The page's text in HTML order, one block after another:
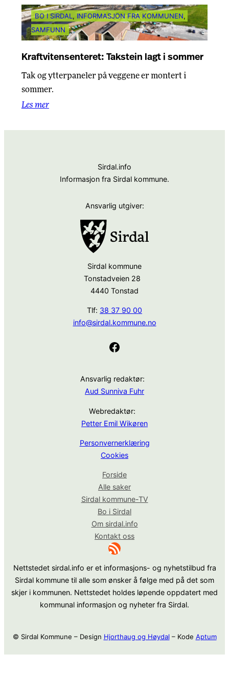
BO I SIRDAL , INFORMASJON FRA KOMMUNEN
SAMFUNN
Kraftvitensenteret: Takstein lagt i sommer
Tak og ytterpaneler på veggene er montert i
sommer.
Les mer
Sirdal.info
Informasjon fra Sirdal kommune.
Ansvarlig utgiver:
Sirdal kommune
Tonstadveien 28
4440 Tonstad
Tlf: 38 37 90 00
info@sirdal.kommune.no
Facebook
Ansvarlig redaktør:
Aud Sunniva Fuhr
Webredaktør:
Petter Emil Wikøren
Personvernerklæring
Cookies
Forside
Alle saker
Sirdal kommune-TV
Bo i Sirdal
Om sirdal.info
Kontakt oss
RSS-strøm
Nettstedet sirdal.info er et informasjons- og nyhetstilbud fra
Sirdal kommune til alle som ønsker å følge med på det som
skjer i kommunen. Nettstedet holdes løpende oppdatert med
kommunal informasjon og nyheter fra Sirdal.
© Sirdal Kommune – Design Hjorthaug og Høydal – Kode Aptum